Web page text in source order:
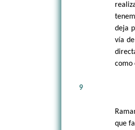
deja
vía
como
9
que